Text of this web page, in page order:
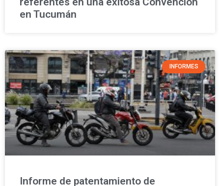
en Tucumán
INFORMES
Informe de patentamiento de